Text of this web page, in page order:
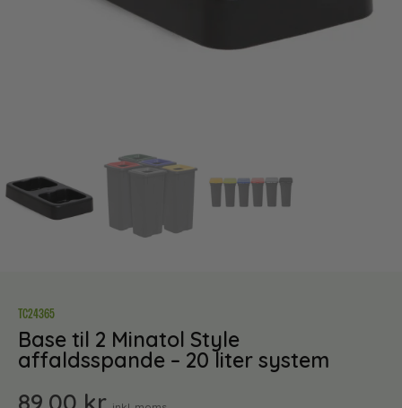
TC24365
Base til 2 Minatol Style
affaldsspande – 20 liter system
89,00 kr.